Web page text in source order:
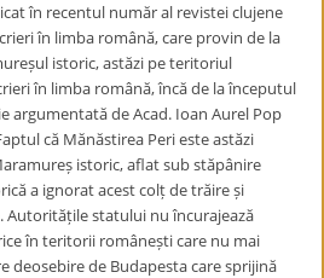
în recentul număr al revistei clujene
în limba română, care provin de la
istoric, astăzi pe teritoriul
în limba română, încă de la începutul
argumentată de Acad. Ioan Aurel Pop
că Mănăstirea Peri este astăzi
istoric, aflat sub stăpânire
a ignorat acest colț de trăire și
Autoritățile statului nu încurajează
în teritorii românești care nu mai
deosebire de Budapesta care sprijină